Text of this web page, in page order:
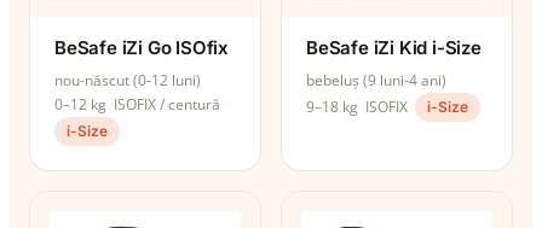
BeSafe iZi Go ISOfix
nou-născut (0-12 luni)
0–12 kg ISOFIX / centură
i-Size
BeSafe iZi Kid i-Size
bebeluș (9 luni-4 ani)
9–18 kg ISOFIX i-Size